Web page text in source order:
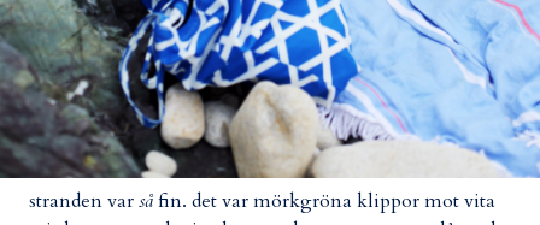
stranden varsåfin. det var mörkgröna klippor mot vita